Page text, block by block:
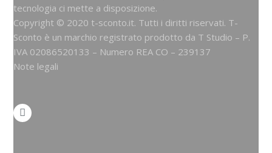
tecnologia ci mette a disposizione.
Copyright © 2020 t-sconto.it. Tutti i diritti riservati. T-
Sconto è un marchio registrato prodotto da T Studio – P.
IVA 02086520133 – Numero REA CO – 239137
Note legali